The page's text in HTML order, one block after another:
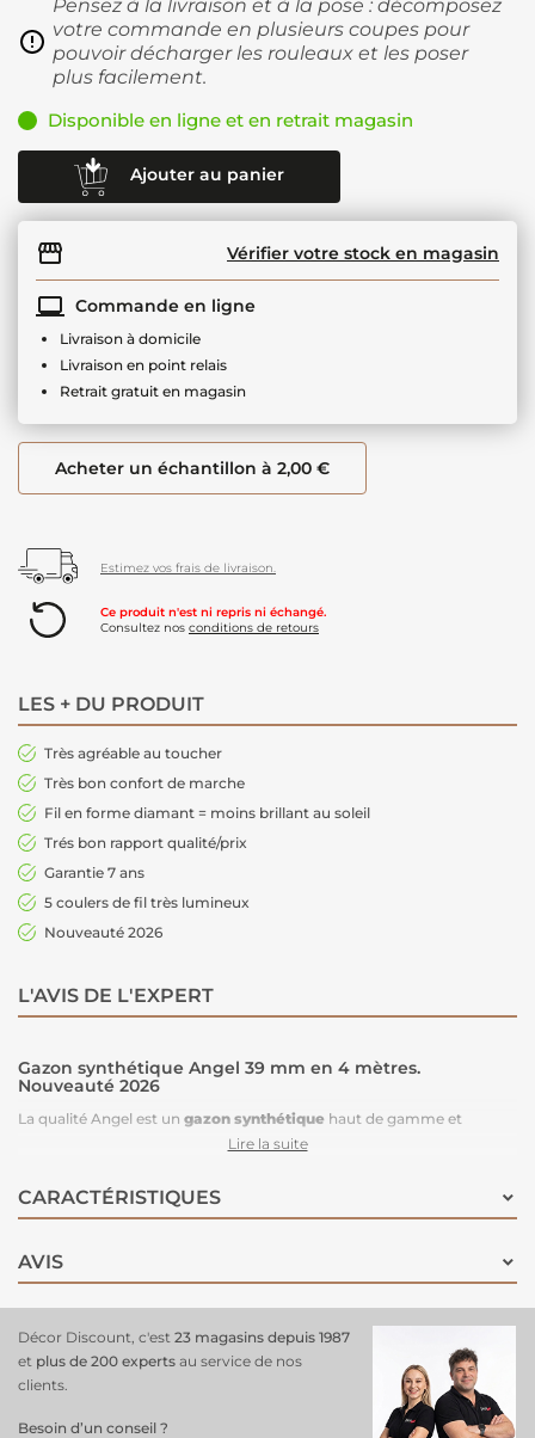
Pensez à la livraison et à la pose : décomposez
votre commande en plusieurs coupes pour
pouvoir décharger les rouleaux et les poser
plus facilement.
Disponible en ligne et en retrait magasin
Ajouter au panier
Vérifier votre stock en magasin
Commande en ligne
Livraison à domicile
Livraison en point relais
Retrait gratuit en magasin
Acheter un échantillon à 2,00 €
Estimez vos frais de livraison.
Ce produit n'est ni repris ni échangé.
Consultez nos conditions de retours
LES + DU PRODUIT
Très agréable au toucher
Très bon confort de marche
Fil en forme diamant = moins brillant au soleil
Trés bon rapport qualité/prix
Garantie 7 ans
5 coulers de fil très lumineux
Nouveauté 2026
L'AVIS DE L'EXPERT
Gazon synthétique Angel 39 mm en 4 mètres.
Nouveauté 2026
La qualité Angel est un gazon synthétique haut de gamme et
polyvalent, dense et d’un joli vert printemps lumineux. Ses fibres sont
douceur et sa belle hauteur de 39 mm en font un produit très
agréable et moelleux. Il est composé de 5 couleurs de fil, ce qui lui
rénover pour lequel vous n’aurez pas à vous soucier de l’entretien.
Lire la suite
CARACTÉRISTIQUES
AVIS
Décor Discount, c'est 23 magasins depuis 1987
et plus de 200 experts au service de nos
clients.
Besoin d’un conseil ?